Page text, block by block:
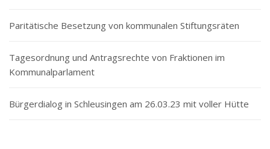
Paritätische Besetzung von kommunalen Stiftungsräten
Tagesordnung und Antragsrechte von Fraktionen im
Kommunalparlament
Bürgerdialog in Schleusingen am 26.03.23 mit voller Hütte